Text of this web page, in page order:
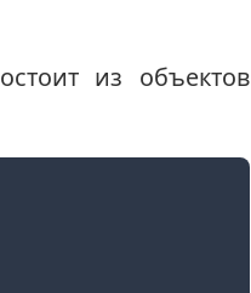
из объектов